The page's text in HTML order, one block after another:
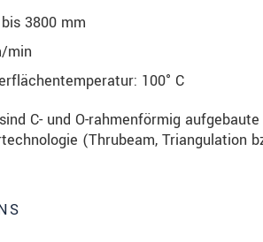
3800 mm
min
100° C
C- und O-rahmenförmig
(Thrubeam, Triangulation